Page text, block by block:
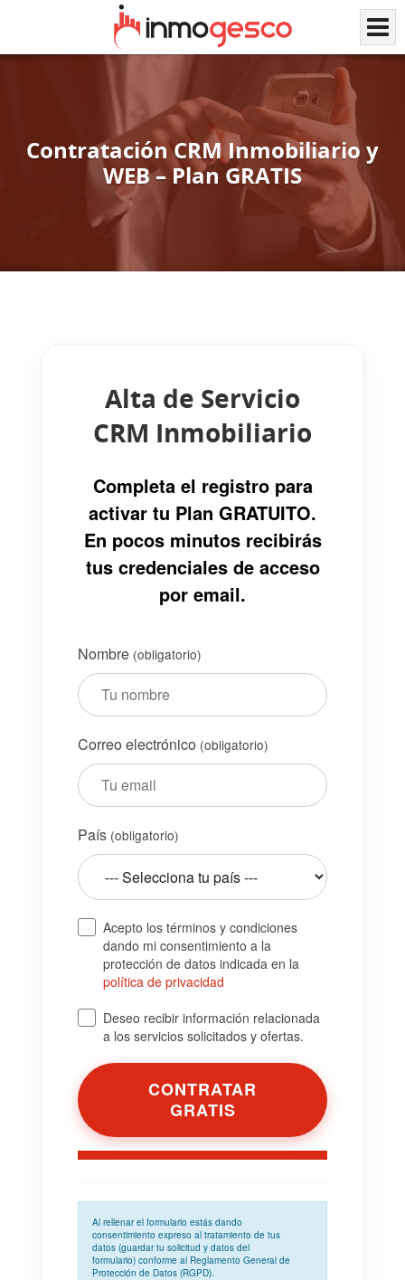
Contratación CRM Inmobiliario y
WEB – Plan GRATIS
Alta de Servicio
CRM Inmobiliario
Completa el registro para
activar tu Plan GRATUITO.
En pocos minutos recibirás
tus credenciales de acceso
por email.
Nombre (obligatorio)
Correo electrónico (obligatorio)
País (obligatorio)
Acepto los términos y condiciones
dando mi consentimiento a la
protección de datos indicada en la
política de privacidad
Deseo recibir información relacionada
a los servicios solicitados y ofertas.
Al rellenar el formulario estás dando
consentimiento expreso al tratamiento de tus
datos (guardar tu solicitud y datos del
formulario) conforme al Reglamento General de
Protección de Datos (RGPD).